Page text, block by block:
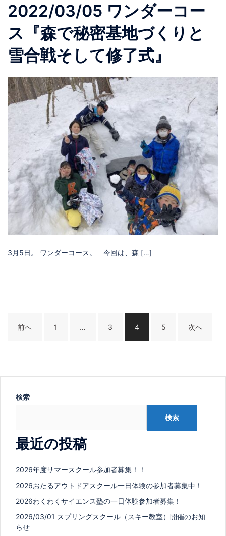
2022/03/05 ワンダーコー
ス『森で秘密基地づくりと
雪合戦そして修了式』
3月5日。 ワンダーコース。 今回は、森 […]
投
ペ
ー
ジ
送
り
前へ 1 … 3 4 5 次へ
検索
検索
最近の投稿
2026年度サマースクール参加者募集！！
2026おたるアウトドアスクール一日体験の参加者募集中！
2026わくわくサイエンス塾の一日体験参加者募集！
2026/03/01 スプリングスクール（スキー教室）開催のお知
らせ